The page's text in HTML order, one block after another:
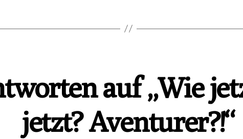
auf „Wie
jetzt? Aventurer?!“